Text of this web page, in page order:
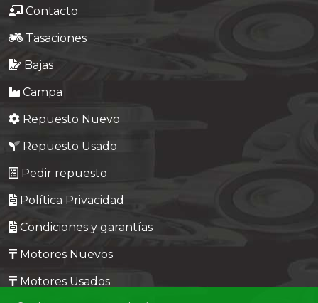
Contacto
Tasaciones
Bajas
Campa
Repuesto Nuevo
Repuesto Usado
Pedir repuesto
Política Privacidad
Condiciones y garantías
Motores Nuevos
Motores Usados